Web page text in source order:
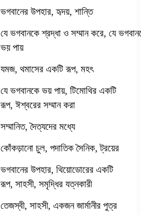
ভগবানের উপহার,হৃদয়, শান্তি
যে ভগবানকে শ্রদ্ধা ও সম্মান করে, যে
ভয় পায়
যমজ, থমাসের একটি রূপ, মহৎ
যে ভগবানকে ভয় পায়, টিমোথির একটি
রূপ, ঈশ্বরের সম্মান করা
সম্মানিত,দৈত্যদের মধ্যে
কোঁকড়ানো চুল, পদাতিক সৈনিক,ট্রয়ের
ভগবানের উপহার, থিয়োডোরের একটি
রূপ, সাহসী, সমৃদ্ধির যত্নকারী
তেজস্বী, সাহসী, একজন জার্মানীর পুত্র